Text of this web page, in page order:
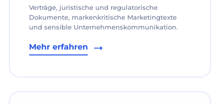
Verträge, juristische und regulatorische
Dokumente, markenkritische Marketingtexte
und sensible Unternehmenskommunikation.
Mehr erfahren